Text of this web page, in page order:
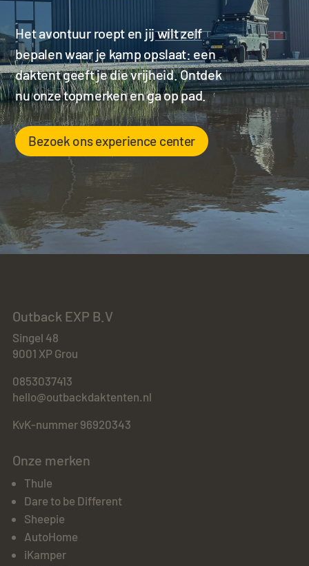
Het avontuur roept en jij wilt zelf
bepalen waar je kamp opslaat: een
daktent geeft je die vrijheid. Ontdek
nu onze topmerken en ga op pad.
Bezoek ons experience center
Outback EXP B.V
Singel 48
9001 XP Grou
0853037413
hello@outbackdaktenten.nl
KvK-nummer 96920343
Onze merken
Thule
Dare to be Different
Sheepie
AutoHome
iKamper